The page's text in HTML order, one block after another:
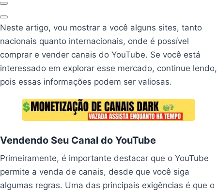
Anterior
Próximo
Neste artigo, vou mostrar a você alguns sites, tanto
nacionais quanto internacionais, onde é possível
comprar e vender canais do YouTube. Se você está
interessado em explorar esse mercado, continue lendo,
pois essas informações podem ser valiosas.
Vendendo Seu Canal do YouTube
Primeiramente, é importante destacar que o YouTube
permite a venda de canais, desde que você siga
algumas regras. Uma das principais exigências é que o